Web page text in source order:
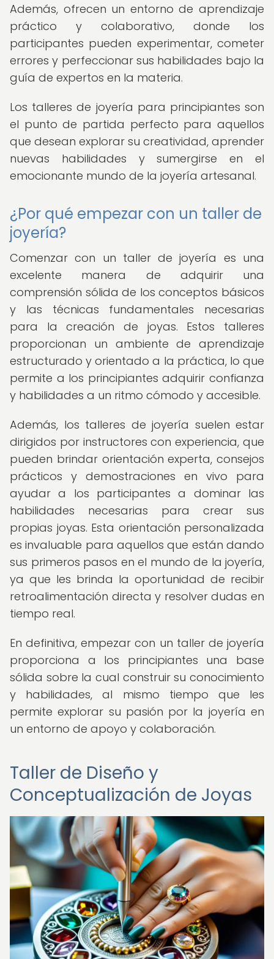
Además, ofrecen un entorno de aprendizaje
práctico y colaborativo, donde los
participantes pueden experimentar, cometer
errores y perfeccionar sus habilidades bajo la
guía de expertos en la materia.
Los talleres de joyería para principiantes son
el punto de partida perfecto para aquellos
que desean explorar su creatividad, aprender
nuevas habilidades y sumergirse en el
emocionante mundo de la joyería artesanal.
¿Por qué empezar con un taller de
joyería?
Comenzar con un taller de joyería es una
excelente manera de adquirir una
comprensión sólida de los conceptos básicos
y las técnicas fundamentales necesarias
para la creación de joyas. Estos talleres
proporcionan un ambiente de aprendizaje
estructurado y orientado a la práctica, lo que
permite a los principiantes adquirir confianza
y habilidades a un ritmo cómodo y accesible.
Además, los talleres de joyería suelen estar
dirigidos por instructores con experiencia, que
pueden brindar orientación experta, consejos
prácticos y demostraciones en vivo para
ayudar a los participantes a dominar las
habilidades necesarias para crear sus
propias joyas. Esta orientación personalizada
es invaluable para aquellos que están dando
sus primeros pasos en el mundo de la joyería,
ya que les brinda la oportunidad de recibir
retroalimentación directa y resolver dudas en
tiempo real.
En definitiva, empezar con un taller de joyería
proporciona a los principiantes una base
sólida sobre la cual construir su conocimiento
y habilidades, al mismo tiempo que les
permite explorar su pasión por la joyería en
un entorno de apoyo y colaboración.
Taller de Diseño y
Conceptualización de Joyas